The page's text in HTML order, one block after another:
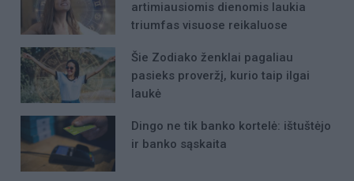
artimiausiomis dienomis laukia
triumfas visuose reikaluose
Šie Zodiako ženklai pagaliau
pasieks proveržį, kurio taip ilgai
laukė
Dingo ne tik banko kortelė: ištuštėjo
ir banko sąskaita